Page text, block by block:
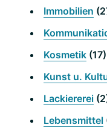
Immobilien
Kosmetik (17)
Kunst u.
Lackiererei
Lebensmittel